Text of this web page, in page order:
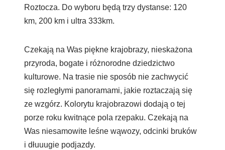
Roztocza. Do wyboru będą trzy dystanse: 120
km, 200 km i ultra 333km.
Czekają na Was piękne krajobrazy, nieskażona
przyroda, bogate i różnorodne dziedzictwo
kulturowe. Na trasie nie sposób nie zachwycić
się rozległymi panoramami, jakie roztaczają się
ze wzgórz. Kolorytu krajobrazowi dodają o tej
porze roku kwitnące pola rzepaku. Czekają na
Was niesamowite leśne wąwozy, odcinki bruków
i dłuuugie podjazdy.